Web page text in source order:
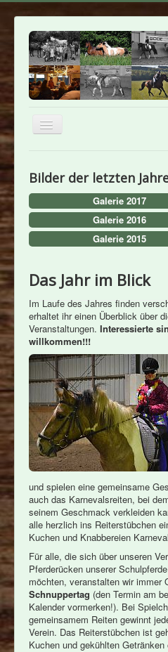
Über uns
Das Team
Schulpferde
Reiten lernen
Reitsportanlage
Neuigkeiten
Termine
Bilder der letzten
Galerie 2017
Galerie 2016
Galerie 2015
Das Jahr im Blick
Im Laufe des Jahres finden
erhaltet ihr einen Überblick über
Veranstaltungen. Interessierte
willkommen!!!
und spielen eine gemeinsame
auch das Karnevalsreiten, bei
seinem Geschmack verkleiden
alle herzlich ins Reiterstübchen
Kuchen und Knabbereien
Für alle, die sich über unseren
Pferderücken unserer
möchten, veranstalten wir immer
Schnuppertag (den Termin am
Kalender vormerken!). Bei
gemeinsamem Reiten gewinnt
Verein. Das Reiterstübchen ist
Kuchen und gekühlten Getränken